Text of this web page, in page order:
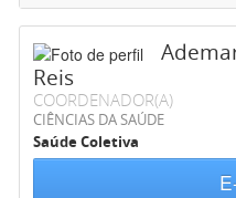
Reis
COORDENADOR(A)
CIÊNCIAS DA SAÚDE
Saúde Coletiva